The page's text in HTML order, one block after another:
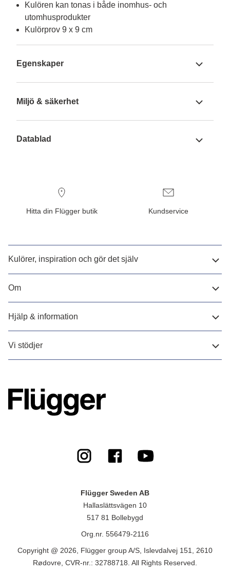
Kulören kan tonas i både inomhus- och
utomhusprodukter
Kulörprov 9 x 9 cm
Egenskaper
Miljö & säkerhet
Datablad
Hitta din Flügger butik Kundservice
Kulörer, inspiration och gör det själv
Om
Hjälp & information
Vi stödjer
Flügger Sweden AB
Hallaslättsvägen 10
517 81 Bollebygd
Org.nr. 556479-2116
Copyright @ 2026, Flügger group A/S, Islevdalvej 151, 2610
Rødovre, CVR-nr.: 32788718. All Rights Reserved.